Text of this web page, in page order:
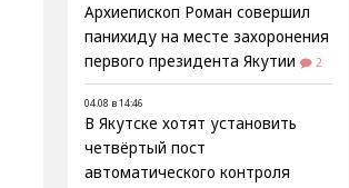
Архиепископ Роман совершил
панихиду на месте захоронения
первого президента Якутии
2
04.08 в 14:46
В Якутске хотят установить
четвёртый пост
автоматического контроля